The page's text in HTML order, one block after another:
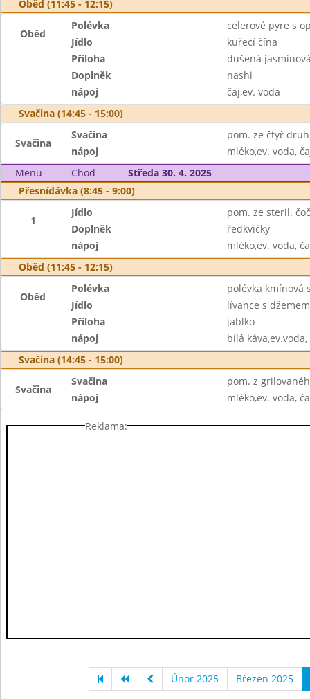
Oběd (11:45 - 12:15)
Oběd
Polévka
celerové pyre s
Jídlo
kuřecí čína
Příloha
dušená
Doplněk
nashi
nápoj
čaj,ev. voda
Svačina (14:45 - 15:00)
Svačina
Svačina
pom. ze čtyř
nápoj
mléko,ev. voda,
Menu
Chod
Středa 30. 4. 2025
Přesnídávka (8:45 - 9:00)
1
Jídlo
pom. ze steril.
Doplněk
ředkvičky
nápoj
mléko,ev. voda,
Oběd (11:45 - 12:15)
Oběd
Polévka
polévka kmínová
Jídlo
lívance s
Příloha
jablko
nápoj
bílá káva,ev.voda,
Svačina (14:45 - 15:00)
Svačina
Svačina
pom. z
nápoj
mléko,ev. voda,
Reklama:
Únor 2025 Březen 2025